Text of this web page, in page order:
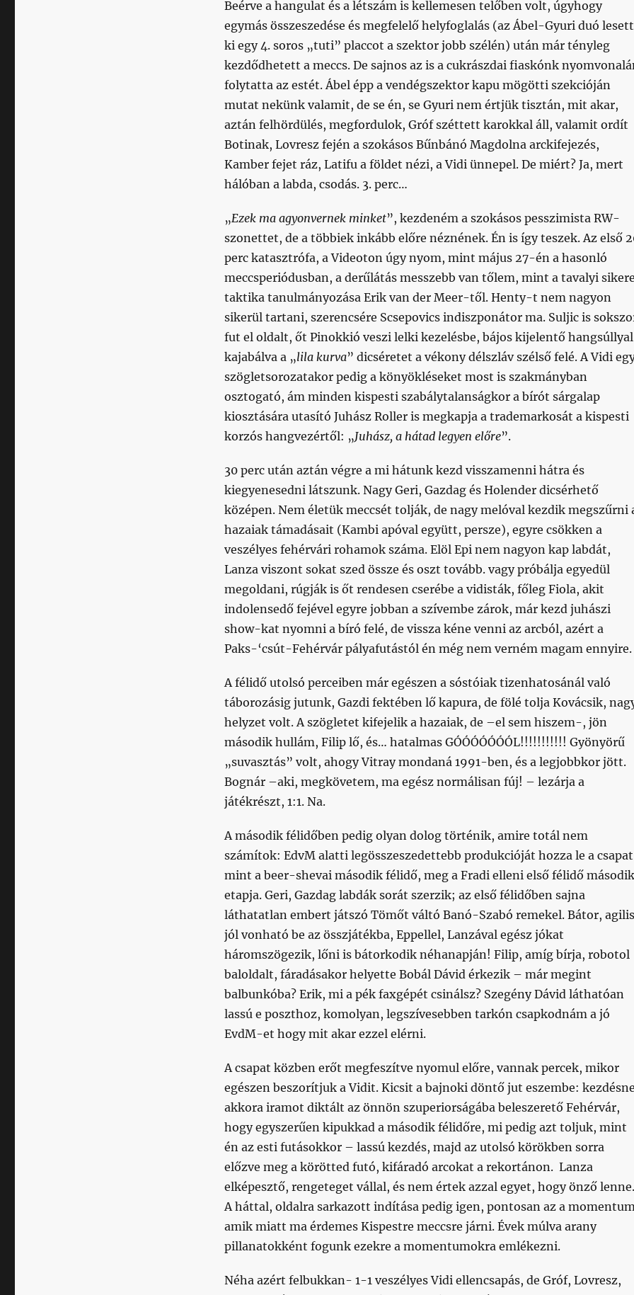
Beérve a hangulat és a létszám is kellemesen telőben volt, úgyhogy
egymás összeszedése és megfelelő helyfoglalás (az Ábel-Gyuri duó lesett
ki egy 4. soros „tuti” placcot a szektor jobb szélén) után már tényleg
kezdődhetett a meccs. De sajnos az is a cukrászdai fiaskónk
folytatta az estét. Ábel épp a vendégszektor kapu mögötti szekcióján
mutat nekünk valamit, de se én, se Gyuri nem értjük tisztán, mit akar,
aztán felhördülés, megfordulok, Gróf széttett karokkal áll, valamit ordít
Botinak, Lovresz fején a szokásos Bűnbánó Magdolna arckifejezés,
Kamber fejet ráz, Latifu a földet nézi, a Vidi ünnepel. De miért? Ja, mert
hálóban a labda, csodás. 3. perc…
„Ezek ma agyonvernek minket”, kezdeném a szokásos pesszimista RW-
szonettet, de a többiek inkább előre néznének. Én is így teszek. Az első
perc katasztrófa, a Videoton úgy nyom, mint május 27-én a hasonló
meccsperiódusban, a derűlátás messzebb van tőlem, mint a tavalyi
taktika tanulmányozása Erik van der Meer-től. Henty-t nem nagyon
sikerül tartani, szerencsére Scsepovics indiszponátor ma. Suljic is
fut el oldalt, őt Pinokkió veszi lelki kezelésbe, bájos kijelentő hangsúllyal
kajabálva a „lila kurva” dicséretet a vékony délszláv szélső felé. A Vidi
szögletsorozatakor pedig a könyökléseket most is szakmányban
osztogató, ám minden kispesti szabálytalanságkor a bírót sárgalap
kiosztására utasító Juhász Roller is megkapja a trademarkosát a kispesti
korzós hangvezértől: „Juhász, a hátad legyen előre”.
30 perc után aztán végre a mi hátunk kezd visszamenni hátra és
kiegyenesedni látszunk. Nagy Geri, Gazdag és Holender dicsérhető
középen. Nem életük meccsét tolják, de nagy melóval kezdik megszűrni
hazaiak támadásait (Kambi apóval együtt, persze), egyre csökken a
veszélyes fehérvári rohamok száma. Elöl Epi nem nagyon kap labdát,
Lanza viszont sokat szed össze és oszt tovább. vagy próbálja egyedül
megoldani, rúgják is őt rendesen cserébe a vidisták, főleg Fiola, akit
indolensedő fejével egyre jobban a szívembe zárok, már kezd juhászi
show-kat nyomni a bíró felé, de vissza kéne venni az arcból, azért a
Paks-‘csút-Fehérvár pályafutástól én még nem verném magam ennyire.
A félidő utolsó perceiben már egészen a sóstóiak tizenhatosánál való
táborozásig jutunk, Gazdi fektében lő kapura, de fölé tolja Kovácsik,
helyzet volt. A szögletet kifejelik a hazaiak, de –el sem hiszem-, jön
második hullám, Filip lő, és… hatalmas GÓÓÓÓÓÓÓL!!!!!!!!!!! Gyönyörű
„suvasztás” volt, ahogy Vitray mondaná 1991-ben, és a legjobbkor jött.
Bognár –aki, megkövetem, ma egész normálisan fúj! – lezárja a
játékrészt, 1:1. Na.
A második félidőben pedig olyan dolog történik, amire totál nem
számítok: EdvM alatti legösszeszedettebb produkcióját hozza le a
mint a beer-shevai második félidő, meg a Fradi elleni első félidő második
etapja. Geri, Gazdag labdák sorát szerzik; az első félidőben sajna
láthatatlan embert játszó Tömőt váltó Banó-Szabó remekel. Bátor,
jól vonható be az összjátékba, Eppellel, Lanzával egész jókat
háromszögezik, lőni is bátorkodik néhanapján! Filip, amíg bírja, robotol
baloldalt, fáradásakor helyette Bobál Dávid érkezik – már megint
balbunkóba? Erik, mi a pék faxgépét csinálsz? Szegény Dávid láthatóan
lassú e poszthoz, komolyan, legszívesebben tarkón csapkodnám a jó
EvdM-et hogy mit akar ezzel elérni.
A csapat közben erőt megfeszítve nyomul előre, vannak percek, mikor
egészen beszorítjuk a Vidit. Kicsit a bajnoki döntő jut eszembe:
akkora iramot diktált az önnön szuperiorságába beleszerető Fehérvár,
hogy egyszerűen kipukkad a második félidőre, mi pedig azt toljuk, mint
én az esti futásokkor – lassú kezdés, majd az utolsó körökben sorra
előzve meg a körötted futó, kifáradó arcokat a rekortánon. Lanza
elképesztő, rengeteget vállal, és nem értek azzal egyet, hogy önző lenne.
A háttal, oldalra sarkazott indítása pedig igen, pontosan az a
amik miatt ma érdemes Kispestre meccsre járni. Évek múlva arany
pillanatokként fogunk ezekre a momentumokra emlékezni.
Néha azért felbukkan- 1-1 veszélyes Vidi ellencsapás, de Gróf, Lovresz,